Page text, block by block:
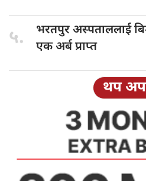
५. भरतपुर अस्पताललाई
एक अर्ब प्राप्त
थप